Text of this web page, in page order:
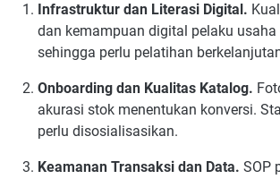
Infrastruktur dan Literasi Digital.
dan kemampuan digital pelaku usaha
sehingga perlu pelatihan
Onboarding dan Kualitas Katalog.
akurasi stok menentukan konversi.
perlu disosialisasikan.
Keamanan Transaksi dan Data. SOP